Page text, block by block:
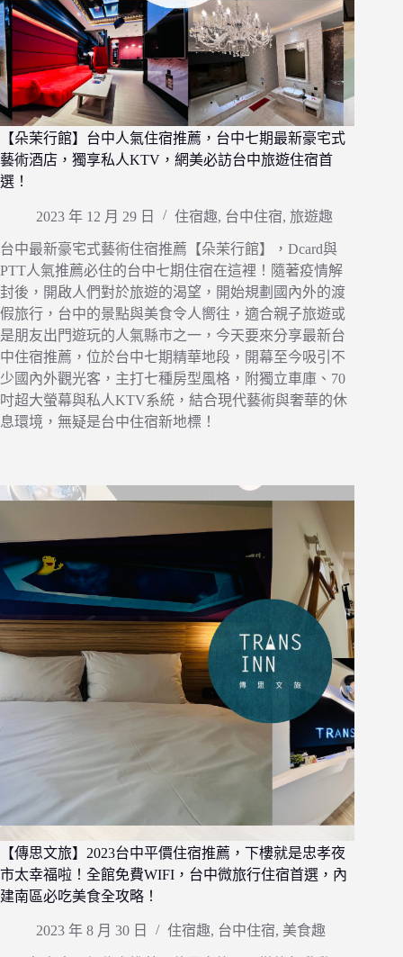
【朵茉行館】台中人氣住宿推薦，台中七期最新豪宅式
藝術酒店，獨享私人KTV，網美必訪台中旅遊住宿首
選！
2023 年 12 月 29 日 住宿趣, 台中住宿, 旅遊趣
台中最新豪宅式藝術住宿推薦【朵茉行館】，Dcard與
PTT人氣推薦必住的台中七期住宿在這裡！隨著疫情解
封後，開啟人們對於旅遊的渴望，開始規劃國內外的渡
假旅行，台中的景點與美食令人嚮往，適合親子旅遊或
是朋友出門遊玩的人氣縣市之一，今天要來分享最新台
中住宿推薦，位於台中七期精華地段，開幕至今吸引不
少國內外觀光客，主打七種房型風格，附獨立車庫、70
吋超大螢幕與私人KTV系統，結合現代藝術與奢華的休
息環境，無疑是台中住宿新地標！
【傳思文旅】2023台中平價住宿推薦，下樓就是忠孝夜
市太幸福啦！全館免費WIFI，台中微旅行住宿首選，內
建南區必吃美食全攻略！
2023 年 8 月 30 日 住宿趣, 台中住宿, 美食趣